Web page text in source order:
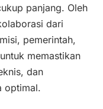
panjang. Oleh
dari
pemerintah,
memastikan
dan
optimal.